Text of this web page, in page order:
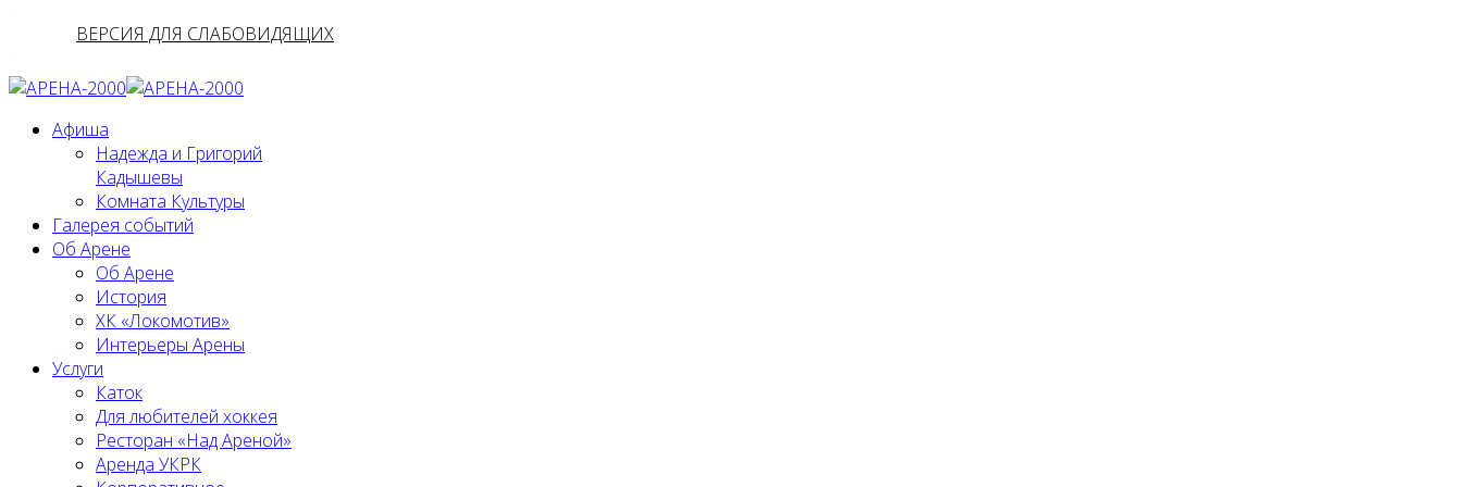
ВЕРСИЯ ДЛЯ СЛАБОВИДЯЩИХ
Афиша
Надежда и Григорий
Кадышевы
Комната Культуры
Галерея событий
Об Арене
Об Арене
История
ХК «Локомотив»
Интерьеры Арены
Услуги
Каток
Для любителей хоккея
Ресторан «Над Ареной»
Аренда УКРК